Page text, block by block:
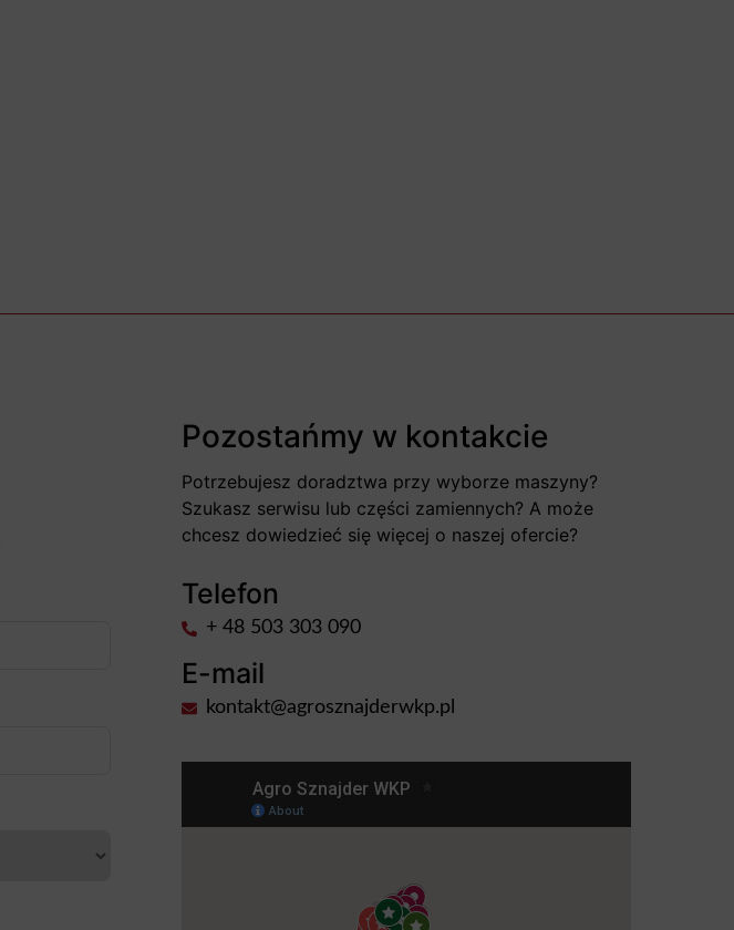
Pozostańmy w kontakcie
Potrzebujesz doradztwa przy wyborze maszyny?
Szukasz serwisu lub części zamiennych? A może
chcesz dowiedzieć się więcej o naszej ofercie?
Telefon
+ 48 503 303 090
E-mail
kontakt@agrosznajderwkp.pl